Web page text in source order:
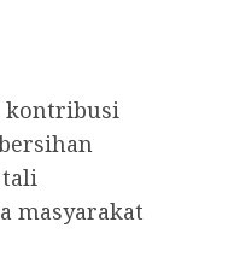
kontribusi
tali
masyarakat